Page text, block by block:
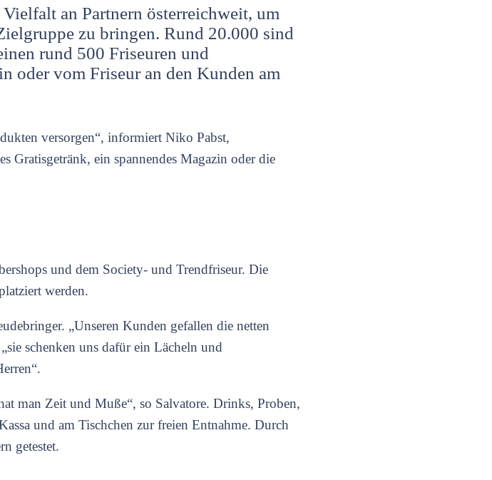
an Partnern österreichweit, um
zu bringen. Rund 20.000 sind
rund 500 Friseuren und
oder vom Friseur an den Kunden am
versorgen“, informiert Niko Pabst,
Gratisgetränk, ein spannendes Magazin oder die
und dem Society- und Trendfriseur. Die
werden.
„Unseren Kunden gefallen die netten
schenken uns dafür ein Lächeln und
man Zeit und Muße“, so Salvatore. Drinks, Proben,
und am Tischchen zur freien Entnahme. Durch
getestet.